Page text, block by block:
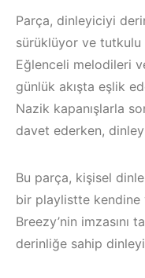
Parça, dinleyiciyi
sürüklüyor ve tutkulu
Eğlenceli melodileri
günlük akışta eşlik
Nazik kapanışlarla
davet ederken,
Bu parça, kişisel
bir playlistte
Breezy’nin imzasını
derinliğe sahip